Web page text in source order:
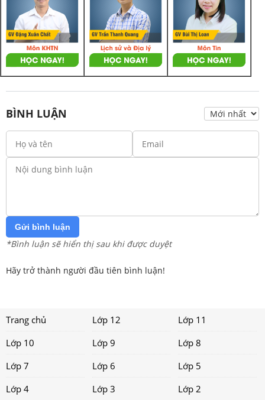
BÌNH LUẬN
Gửi bình luận
*Bình luận sẽ hiển thị sau khi được duyệt
Hãy trở thành người đầu tiên bình luận!
Trang chủ Lớp 12
Lớp 11
Lớp 10
Lớp 9
Lớp 8
Lớp 7
Lớp 6
Lớp 5
Lớp 4
Lớp 3 Lớp 2